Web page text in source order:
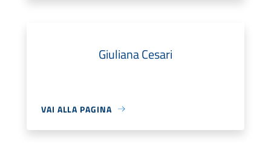
Giuliana Cesari
VAI ALLA PAGINA